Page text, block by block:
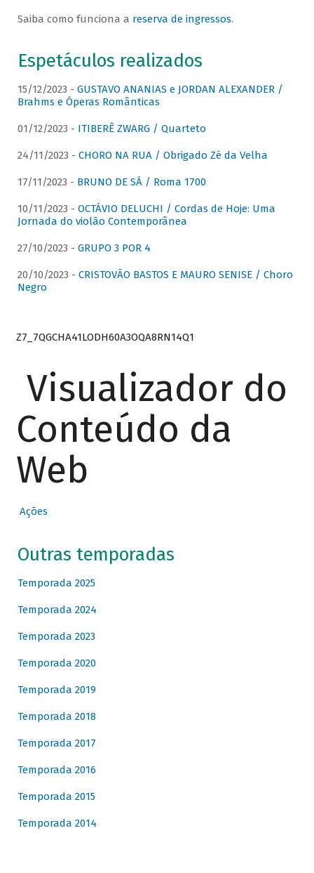
Saiba como funciona a reserva de ingressos.
Espetáculos realizados
15/12/2023 - GUSTAVO ANANIAS e JORDAN ALEXANDER /
Brahms e Óperas Românticas
01/12/2023 - ITIBERÊ ZWARG / Quarteto
24/11/2023 - CHORO NA RUA / Obrigado Zé da Velha
17/11/2023 - BRUNO DE SÁ / Roma 1700
10/11/2023 - OCTÁVIO DELUCHI / Cordas de Hoje: Uma
Jornada do violão Contemporânea
27/10/2023 - GRUPO 3 POR 4
20/10/2023 - CRISTOVÃO BASTOS E MAURO SENISE / Choro
Negro
Z7_7QGCHA41LODH60A3OQA8RN14Q1
Visualizador do
Conteúdo da
Web
Ações
Outras temporadas
Temporada 2025
Temporada 2024
Temporada 2023
Temporada 2020
Temporada 2019
Temporada 2018
Temporada 2017
Temporada 2016
Temporada 2015
Temporada 2014